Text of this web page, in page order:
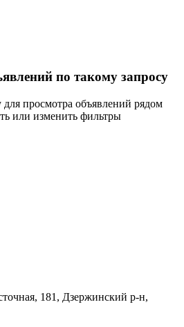
по такому запросу
для просмотра объявлений рядом
или изменить фильтры
181, Дзержинский р-н,